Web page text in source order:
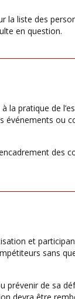
la liste des
en question.
la pratique de
événements ou
des
et
sans
prévenir de sa